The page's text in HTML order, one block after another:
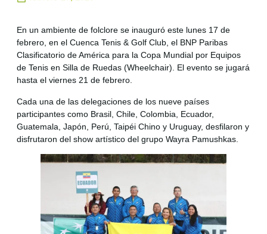
En un ambiente de folclore se inauguró este lunes 17 de
febrero, en el Cuenca Tenis & Golf Club, el BNP Paribas
Clasificatorio de América para la Copa Mundial por Equipos
de Tenis en Silla de Ruedas (Wheelchair). El evento se jugará
hasta el viernes 21 de febrero.
Cada una de las delegaciones de los nueve países
participantes como Brasil, Chile, Colombia, Ecuador,
Guatemala, Japón, Perú, Taipéi Chino y Uruguay, desfilaron y
disfrutaron del show artístico del grupo Wayra Pamushkas.